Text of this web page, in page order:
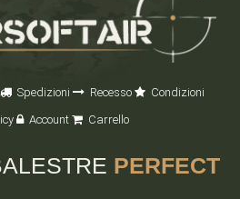
Spedizioni Recesso
Condizioni
Account Carrello
PERFECT